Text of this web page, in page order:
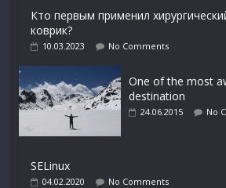
Кто первым применил
коврик?
10.03.2023 No Comments
One of the most
destination
24.06.2015 No
SELinux
04.02.2020 No Comments